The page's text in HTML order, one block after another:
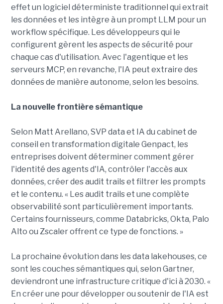
effet un logiciel déterministe traditionnel qui extrait
les données et les intègre à un prompt LLM pour un
workflow spécifique. Les développeurs qui le
configurent gèrent les aspects de sécurité pour
chaque cas d'utilisation. Avec l'agentique et les
serveurs MCP, en revanche, l'IA peut extraire des
données de manière autonome, selon les besoins.
La nouvelle frontière sémantique
Selon Matt Arellano, SVP data et IA du cabinet de
conseil en transformation digitale Genpact, les
entreprises doivent déterminer comment gérer
l'identité des agents d'IA, contrôler l'accès aux
données, créer des audit trails et filtrer les prompts
et le contenu. « Les audit trails et une complète
observabilité sont particulièrement importants.
Certains fournisseurs, comme Databricks, Okta, Palo
Alto ou Zscaler offrent ce type de fonctions. »
La prochaine évolution dans les data lakehouses, ce
sont les couches sémantiques qui, selon Gartner,
deviendront une infrastructure critique d'ici à 2030. «
En créer une pour développer ou soutenir de l'IA est